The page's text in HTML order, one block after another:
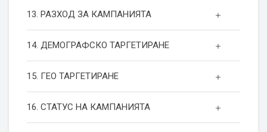
13. РАЗХОД ЗА КАМПАНИЯТА
14. ДЕМОГРАФСКО ТАРГЕТИРАНЕ
15. ГЕО ТАРГЕТИРАНЕ
16. СТАТУС НА КАМПАНИЯТА